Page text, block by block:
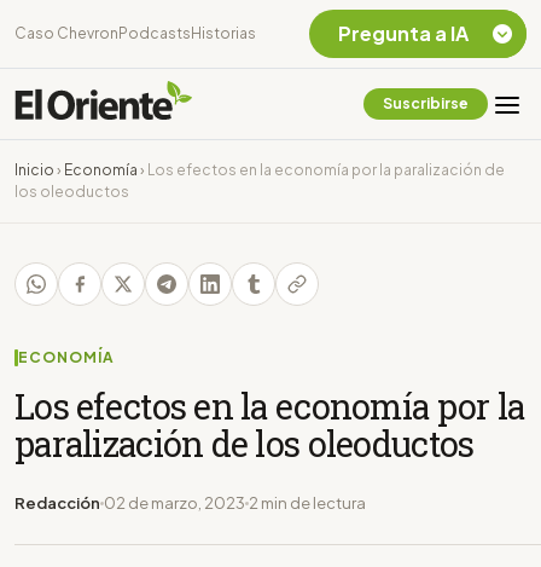
Caso Chevron Podcasts Historias
Suscribirse
Inicio › Economía ›
Los efectos en la economía por la paralización de
los oleoductos
ECONOMÍA
Los efectos en la economía por la
paralización de los oleoductos
Redacción 02 de marzo, 2023 2 min de lectura
Pregunta a IA
Chevron Ecuador